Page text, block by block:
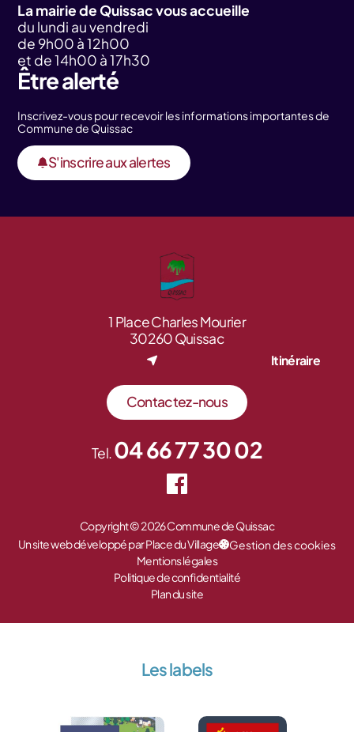
La mairie de Quissac vous accueille
du lundi au vendredi
de 9h00 à 12h00
et de 14h00 à 17h30
Être alerté
Inscrivez-vous pour recevoir les informations importantes de
Commune de Quissac
S'inscrire aux alertes
1 Place Charles Mourier
30260 Quissac
Itinéraire
Contactez-nous
Tel.04 66 77 30 02
Copyright © 2026 Commune de Quissac
Un site web développé par Place du Village
Gestion des cookies
Mentions légales
Politique de confidentialité
Plan du site
Les labels